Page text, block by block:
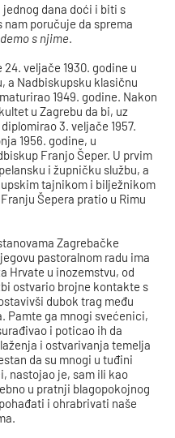
dana doći i biti s
nam poručuje da sprema
s njime.
veljače 1930. godine u
a Nadbiskupsku klasičnu
1949. godine. Nakon
u Zagrebu da bi, uz
3. veljače 1957.
1956. godine, u
Franjo Šeper. U prvim
i župničku službu, a
tajnikom i bilježnikom
Šepera pratio u Rimu
Zagrebačke
pastoralnom radu ima
Hrvate u inozemstvu, od
ostvario brojne kontakte s
dubok trag među
Pamte ga mnogi svećenici,
i poticao ih da
i ostvarivanja temelja
da su mnogi u tuđini
nastojao je, sam ili kao
u pratnji blagopokojnog
i ohrabrivati naše